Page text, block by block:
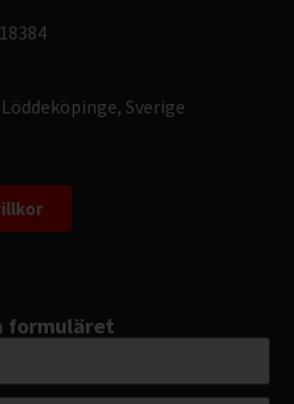
Sverige
formuläret